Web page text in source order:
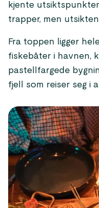
kjente
trapper, men
Fra toppen ligger
fiskebåter i havnen,
pastellfargede
fjell som reiser seg i